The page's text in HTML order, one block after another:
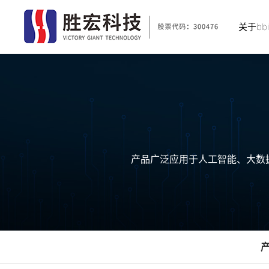
关于
产品广泛应用于人工智能、大